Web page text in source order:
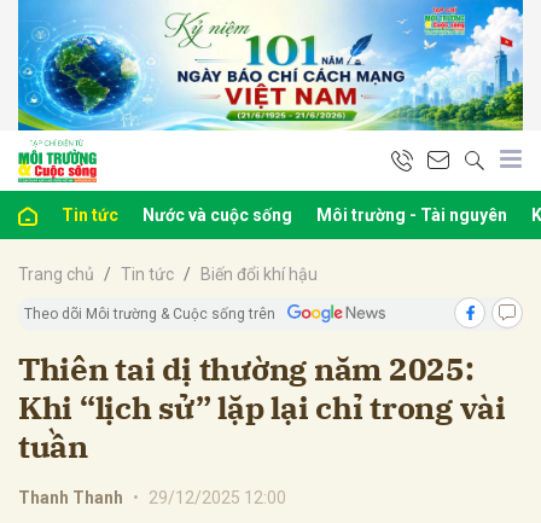
Tin tức Nước và cuộc sống Môi trường - Tài nguyên
Trang chủ Tin tức Biến đổi khí hậu
Theo dõi Môi trường & Cuộc sống trên
Thiên tai dị thường năm 2025:
Khi “lịch sử” lặp lại chỉ trong vài
tuần
Thanh Thanh • 29/12/2025 12:00
luận
Hủy